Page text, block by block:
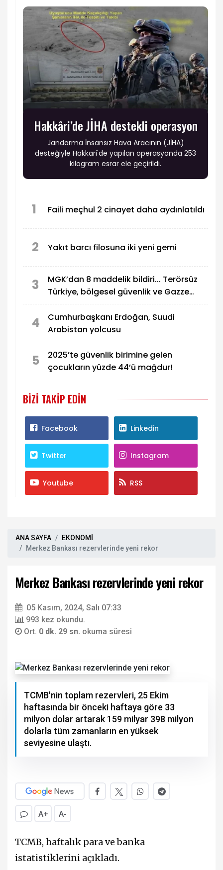
Hakkâri’de JİHA destekli operasyon
Jandarma İnsansız Hava Aracının (JİHA)
desteğiyle Hakkari'de yapılan operasyonda 253
kilogram esrar ele geçirildi.
1 Faili meçhul 2 cinayet daha aydınlatıldı
2 Yakıt barcı filosuna iki yeni gemi
3
MGK’dan 8 maddelik bildiri... Terörsüz
Türkiye, bölgesel güvenlik ve Gazze
4
Cumhurbaşkanı Erdoğan, Suudi
Arabistan yolcusu
5
2025’te güvenlik birimine gelen
çocukların yüzde 44’ü mağdur!
BIZI TAKIP EDIN
Facebook Linkedin
Twitter Instagram
Youtube RSS
ANA SAYFA
EKONOMİ
Merkez Bankası rezervlerinde yeni rekor
Merkez Bankası rezervlerinde yeni rekor
05 Kasım, 2024, Salı 07:33
993 kez okundu.
Ort. 0 dk. 29 sn. okuma süresi
TCMB'nin toplam rezervleri, 25 Ekim
haftasında bir önceki haftaya göre 33
milyon dolar artarak 159 milyar 398 milyon
dolarla tüm zamanların en yüksek
seviyesine ulaştı.
A+ A-
TCMB, haftalık para ve banka
istatistiklerini açıkladı.